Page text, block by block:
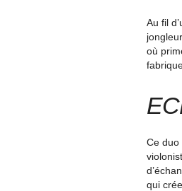
Au fil
où
Ce duo
qui